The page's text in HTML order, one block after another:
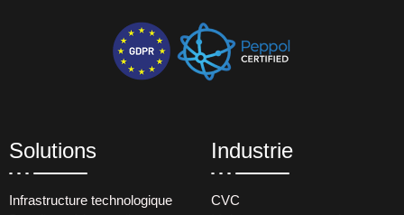
Solutions
Infrastructure technologique
Industrie
CVC